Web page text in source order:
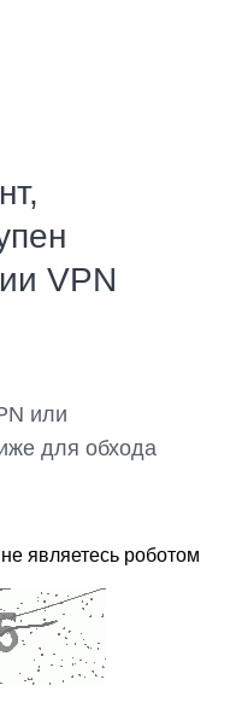
VPN
или
для обхода
являетесь роботом